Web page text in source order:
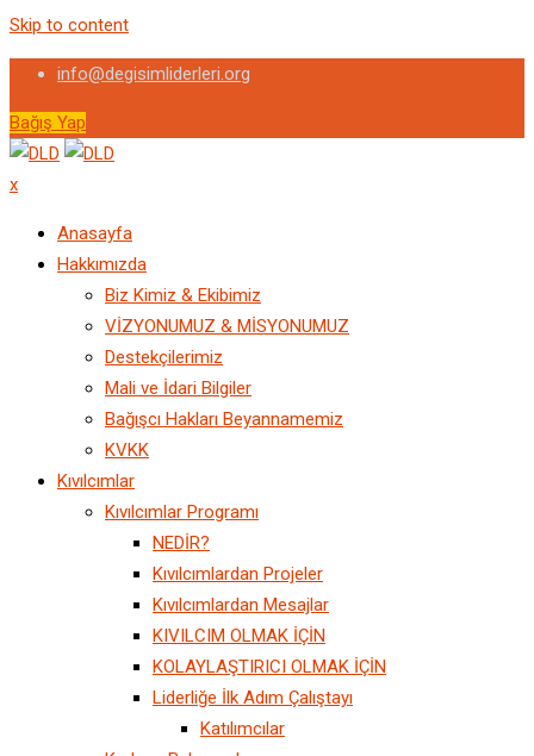
Skip to content
info@degisimliderleri.org
Bağış Yap
x
Anasayfa
Hakkımızda
Biz Kimiz & Ekibimiz
VİZYONUMUZ & MİSYONUMUZ
Destekçilerimiz
Mali ve İdari Bilgiler
Bağışcı Hakları Beyannamemiz
KVKK
Kıvılcımlar
Kıvılcımlar Programı
NEDİR?
Kıvılcımlardan Projeler
Kıvılcımlardan Mesajlar
KIVILCIM OLMAK İÇİN
KOLAYLAŞTIRICI OLMAK İÇİN
Liderliğe İlk Adım Çalıştayı
Katılımcılar